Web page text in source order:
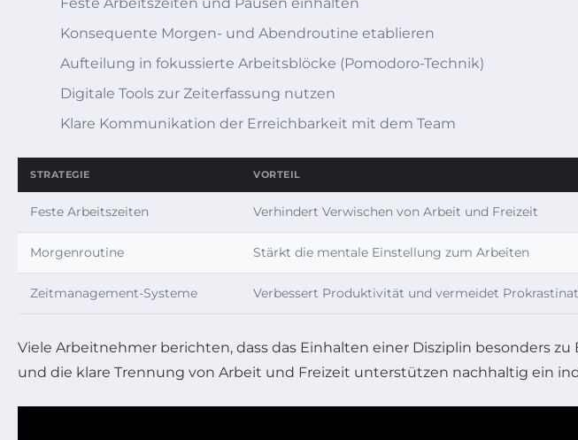
Konsequente Morgen- und Abendroutine etablieren
Aufteilung in fokussierte Arbeitsblöcke (Pomodoro-Technik)
Digitale Tools zur Zeiterfassung nutzen
Klare Kommunikation der Erreichbarkeit mit dem Team
STRATEGIE VORTEIL
Feste Arbeitszeiten Verhindert Verwischen von Arbeit und Freizeit
Morgenroutine Stärkt die mentale Einstellung zum Arbeiten
Zeitmanagement-Systeme Verbessert Produktivität und vermeidet
Viele Arbeitnehmer berichten, dass das Einhalten einer Disziplin besonders
und die klare Trennung von Arbeit und Freizeit unterstützen nachhaltig ein